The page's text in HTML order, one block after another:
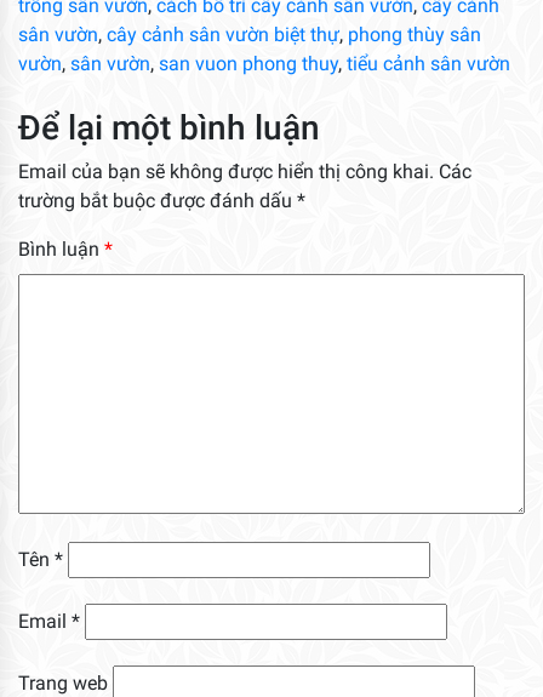
trồng sân vườn, cách bố trí cây cảnh sân vườn, cây cảnh
sân vườn, cây cảnh sân vườn biệt thự, phong thùy sân
vườn, sân vườn, san vuon phong thuy, tiểu cảnh sân vườn
Để lại một bình luận
Email của bạn sẽ không được hiển thị công khai. Các
trường bắt buộc được đánh dấu *
Bình luận *
Tên *
Email *
Trang web